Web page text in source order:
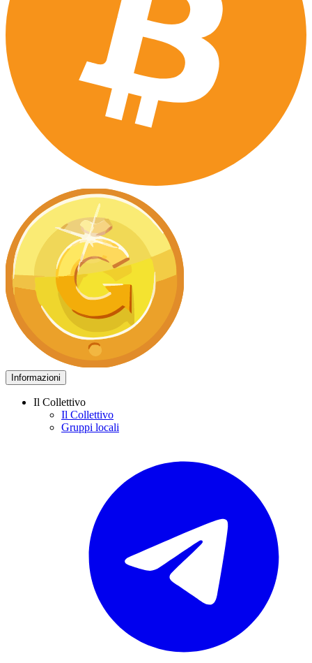
Informazioni
Il Collettivo
Il Collettivo
Gruppi locali